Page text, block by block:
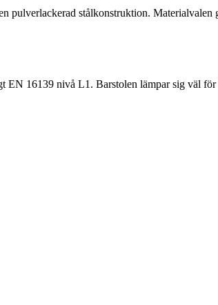
pulverlackerad stålkonstruktion.
16139 nivå L1. Barstolen lämpar sig väl